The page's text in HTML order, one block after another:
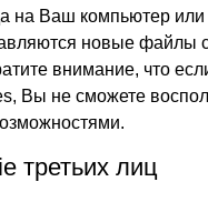
на Ваш компьютер
новые файлы
внимание, что
Вы не сможете
третьих лиц